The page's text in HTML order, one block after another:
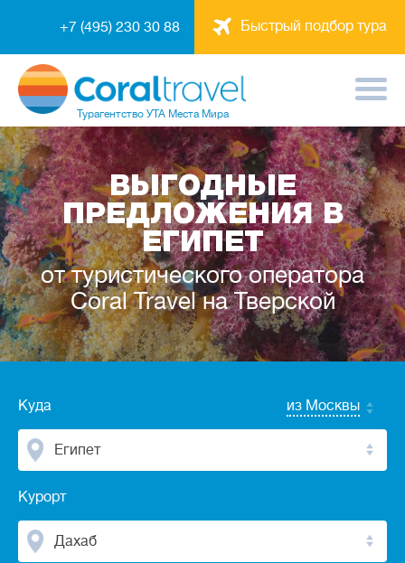
Быстрый подбор тура
+7 (495) 230 30 88
Турагентство УТА Места Мира
ВЫГОДНЫЕ
ПРЕДЛОЖЕНИЯ В
ЕГИПЕТ
от туристического оператора
Coral Travel на Тверской
Куда из Москвы
Египет
Курорт
Дахаб